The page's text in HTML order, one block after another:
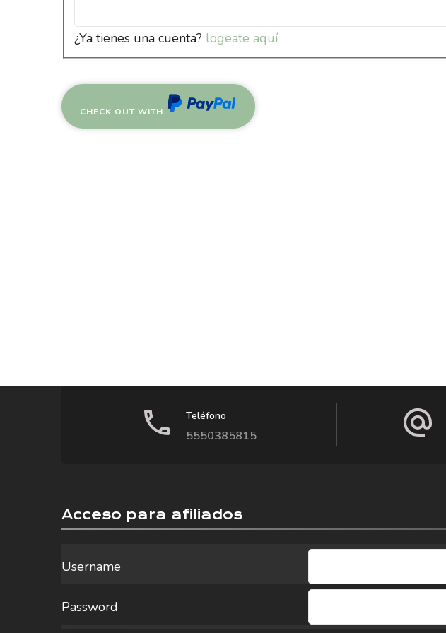
¿Ya tienes una cuenta? logeate aquí
CHECK OUT WITH
Teléfono
5550385815
Acceso para afiliados
Username
Password